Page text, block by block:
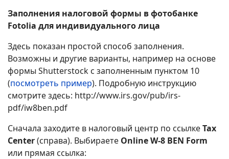
Заполнения налоговой формы в фотобанке
Fotolia для индивидуального лица
Здесь показан простой способ заполнения.
Возможны и другие варианты, например на основе
формы Shutterstock с заполненным пунктом 10
(посмотреть пример). Подробную инструкцию
смотрите здесь: http://www.irs.gov/pub/irs-
pdf/iw8ben.pdf
Сначала заходите в налоговый центр по ссылкеTax
Center(справа). Выбираете Online W-8 BEN Form
или прямая ссылка: